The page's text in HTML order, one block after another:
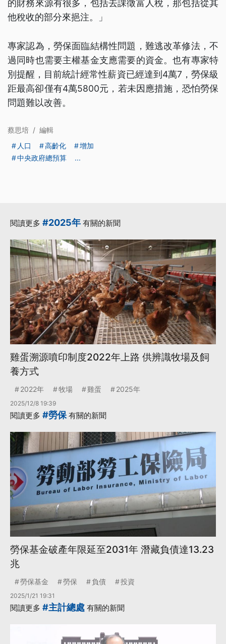
的財務來源有很多，包括去課徵富人稅，那包括從其
他稅收的部分來挹注。」
專家認為，勞保面臨結構性問題，難逃改革修法，不
過同時也需要主權基金支應需要的資金。也有專家特
別提醒，目前統計經常性薪資已經達到4萬7，勞保級
距最高卻僅有4萬5800元，若未因應措施，恐怕勞保
問題難以改善。
蔡思培 / 編輯
人口
高齡化
增加
中央政府總預算
...
閱讀更多 #2025年 有關的新聞
雞蛋溯源噴印制度2022年上路 供辨識牧場及飼
養方式
2022年 牧場 雞蛋 2025年
2025/12/8 19:39
閱讀更多 #勞保 有關的新聞
勞保基金破產年限延至2031年 潛藏負債達13.23
兆
勞保基金 勞保 負債 投資
2025/1/21 19:31
閱讀更多 #主計總處 有關的新聞